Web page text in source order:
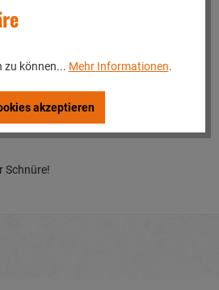
Schnüre!
zu können... Mehr Informationen.
akzeptieren